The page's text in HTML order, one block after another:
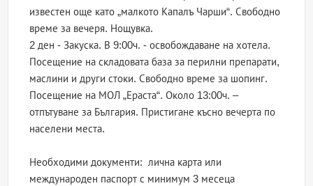
известен още като „малкото Капалъ Чарши“. Свободно
време за вечеря. Нощувка.
2 ден - Закуска. В 9:00ч. - освобождаване на хотела.
Посещение на складовата база за перилни препарати,
маслини и други стоки. Свободно време за шопинг.
Посещение на МОЛ „Ераста“. Около 13:00ч. –
отпътуване за България. Пристигане късно вечерта по
населени места.
Необходими документи: лична карта или
международен паспорт с минимум 3 месеца